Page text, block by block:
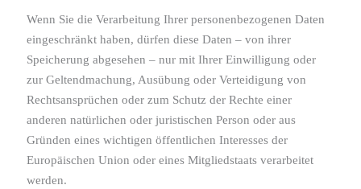
Wenn Sie die Verarbeitung Ihrer personenbezogenen Daten
eingeschränkt haben, dürfen diese Daten – von ihrer
Speicherung abgesehen – nur mit Ihrer Einwilligung oder
zur Geltendmachung, Ausübung oder Verteidigung von
Rechtsansprüchen oder zum Schutz der Rechte einer
anderen natürlichen oder juristischen Person oder aus
Gründen eines wichtigen öffentlichen Interesses der
Europäischen Union oder eines Mitgliedstaats verarbeitet
werden.